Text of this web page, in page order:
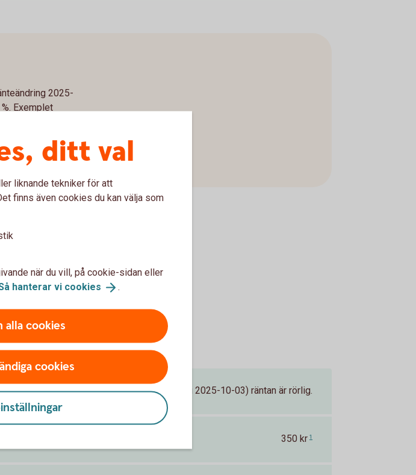
2025-
Exemplet
betalningar.
betalar du 2
i
faktura.
Det kan
nya lån. För stöd, vänd
finns på
6,19 % (senaste ränteändring 2025-10-03) räntan är rörlig.
350 kr 1
ditt val
liknande tekniker för att
finns även cookies du kan välja som
när du vill, på cookie-sidan eller
hanterar vi cookies .
alla cookies
cookies